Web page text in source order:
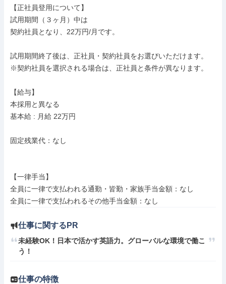
【正社員登用について】
試用期間（３ヶ月）中は
契約社員となり、22万円/月です。
試用期間終了後は、正社員・契約社員をお選びいただけます。
※契約社員を選択される場合は、正社員と条件が異なります。
【給与】
本採用と異なる
基本給 : 月給 22万円
固定残業代：なし
【一律手当】
全員に一律で支払われる通勤・皆勤・家族手当金額：なし
仕事に関するPR
未経験OK！日本で活かす英語力。グローバルな環境で働こ
う！
仕事の特徴